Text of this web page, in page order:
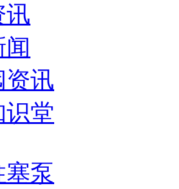
讯
资讯
识堂
泵